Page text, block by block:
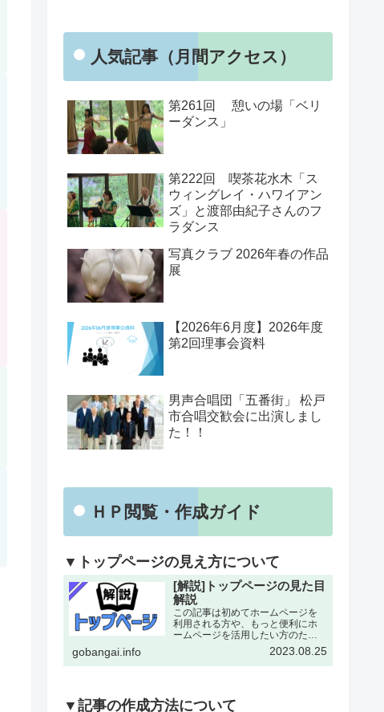
人気記事（月間アクセス）
第261回 憩いの場「ベリ
ーダンス」
第222回 喫茶花水木「ス
ウィングレイ・ハワイアン
ズ」と渡部由紀子さんのフ
ラダンス
写真クラブ 2026年春の作品
展
【2026年6月度】2026年度
第2回理事会資料
男声合唱団「五番街」 松戸
市合唱交歓会に出演しまし
た！！
ＨＰ閲覧・作成ガイド
▼トップページの見え方について
[解説]トップページの見た目
解説
この記事は初めてホームページを
利用される方や、もっと便利にホ
ームページを活用したい方のため
にトップページの各所について改
めて解説した記事となります。改
めて確認することで今まで利用し
振…
gobangai.info 2023.08.25
▼記事の作成方法について